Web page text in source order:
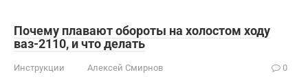
Почему плавают обороты на холостом ходу
ваз-2110, и что делать
Инструкции Алексей Смирнов 0